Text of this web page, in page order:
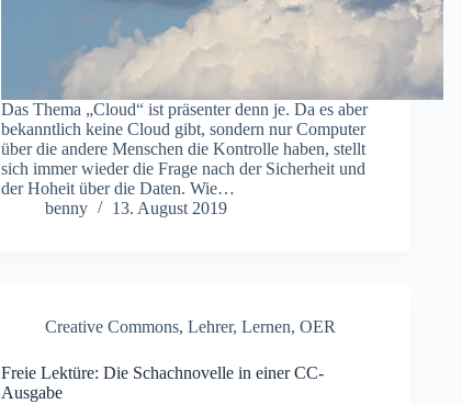
Das Thema „Cloud“ ist präsenter denn je. Da es aber
bekanntlich keine Cloud gibt, sondern nur Computer
über die andere Menschen die Kontrolle haben, stellt
sich immer wieder die Frage nach der Sicherheit und
der Hoheit über die Daten. Wie…
benny
13. August 2019
Creative Commons,Lehrer,Lernen,OER
Freie Lektüre: Die Schachnovelle in einer CC-
Ausgabe